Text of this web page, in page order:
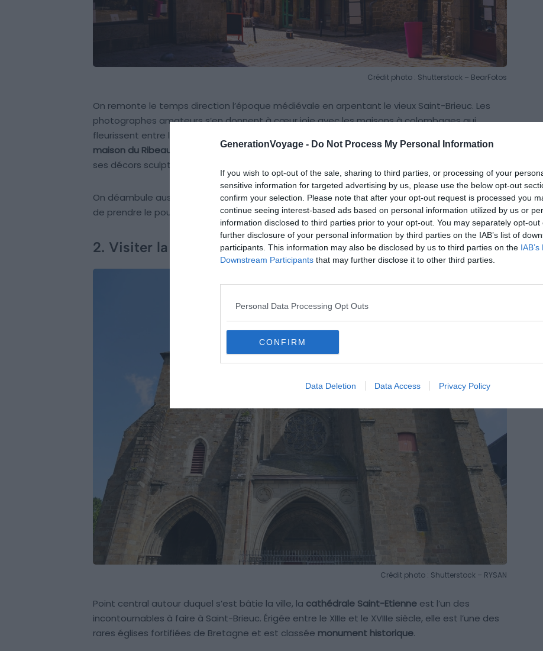
GenerationVoyage - Do Not Process My Personal Information
If you wish to opt-out of the sale, sharing to third parties, or processing of your
sensitive information for targeted advertising by us, please use the below opt-out
confirm your selection. Please note that after your opt-out request is processed you
continue seeing interest-based ads based on personal information utilized by us or
information disclosed to third parties prior to your opt-out. You may separately opt-out
further disclosure of your personal information by third parties on the IAB’s list of
participants. This information may also be disclosed by us to third parties on the
Downstream Participants that may further disclose it to other third parties.
Personal Data Processing Opt Outs
CONFIRM
Data Deletion Data Access Privacy Policy
Crédit photo : Shutterstock – BearFotos
On remonte le temps direction l’époque médiévale en arpentant le vieux Saint-Brieuc. Les
photographes amateurs s’en donnent à cœur joie avec les maisons à colombages qui
fleurissent entre la
maison du Ribeault
, la plus ancienne de la ville, pour s’extasier devant son encorbellement et
ses décors sculptés.
On déambule aussi sur la place du Matray, dont les halles incitent à une petite pause, avant
de prendre le pouls des bars et cafés de laplace du Chai.
2. Visiter la cathédrale Saint-Étienne
Crédit photo : Shutterstock – RYSAN
Point central autour duquel s’est bâtie la ville, la cathédrale Saint-Etienne est l’un des
incontournables à faire à Saint-Brieuc. Érigée entre le XIIIe et le XVIIIe siècle, elle est l’une des
rares églises fortifiées de Bretagne et est classée monument historique.